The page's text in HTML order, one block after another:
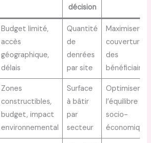
décision
Budget limité,
accès
géographique,
délais
Quantité
de
denrées
par site
Maximiser la
couverture
des
bénéficiaires
Zones
constructibles,
budget, impact
environnemental
Surface
à bâtir
par
secteur
Optimiser
l’équilibre
socio-
économique